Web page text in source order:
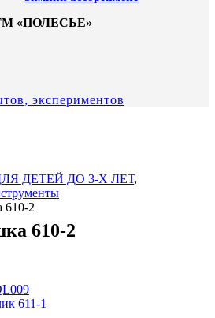
«ПОЛЕСЬЕ»
экспериментов
ДЕТЕЙ ДО 3-Х ЛЕТ,
610-2
610-2
611-1